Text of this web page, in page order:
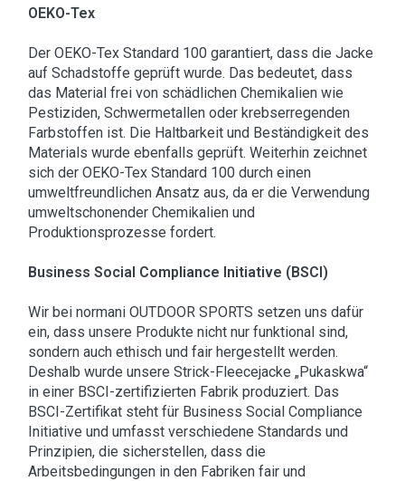
OEKO-Tex
Der OEKO-Tex Standard 100 garantiert, dass die Jacke
auf Schadstoffe geprüft wurde. Das bedeutet, dass
das Material frei von schädlichen Chemikalien wie
Pestiziden, Schwermetallen oder krebserregenden
Farbstoffen ist. Die Haltbarkeit und Beständigkeit des
Materials wurde ebenfalls geprüft. Weiterhin zeichnet
sich der OEKO-Tex Standard 100 durch einen
umweltfreundlichen Ansatz aus, da er die Verwendung
umweltschonender Chemikalien und
Produktionsprozesse fordert.
Business Social Compliance Initiative (BSCI)
Wir bei normani OUTDOOR SPORTS setzen uns dafür
ein, dass unsere Produkte nicht nur funktional sind,
sondern auch ethisch und fair hergestellt werden.
Deshalb wurde unsere Strick-Fleecejacke „Pukaskwa“
in einer BSCI-zertifizierten Fabrik produziert. Das
BSCI-Zertifikat steht für Business Social Compliance
Initiative und umfasst verschiedene Standards und
Prinzipien, die sicherstellen, dass die
Arbeitsbedingungen in den Fabriken fair und